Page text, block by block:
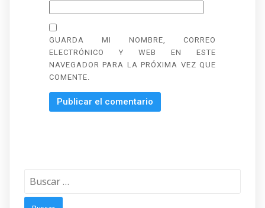
GUARDA MI NOMBRE, CORREO
ELECTRÓNICO Y WEB EN ESTE
NAVEGADOR PARA LA PRÓXIMA VEZ QUE
COMENTE.